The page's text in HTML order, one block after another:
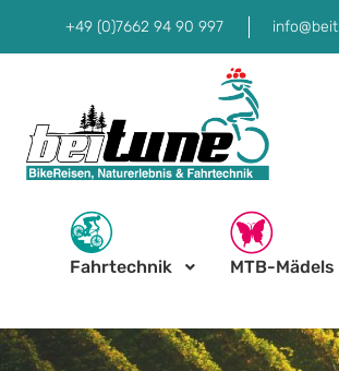
+49 (0)7662 94 90 997
Fahrtechnik MTB-Mädels